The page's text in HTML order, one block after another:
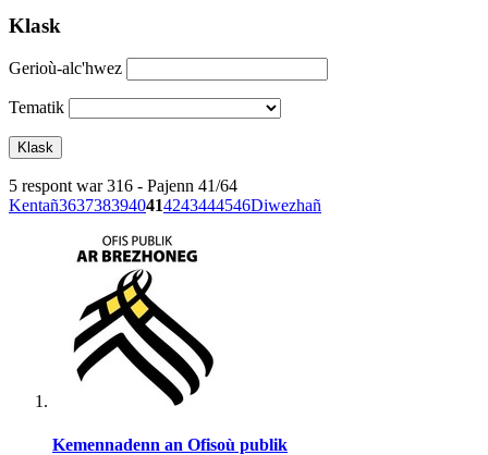
Klask
Gerioù-alc'hwez
Tematik
5 respont war 316 - Pajenn 41/64
Kentañ3637383940414243444546Diwezhañ
Kemennadenn an Ofisoù publik